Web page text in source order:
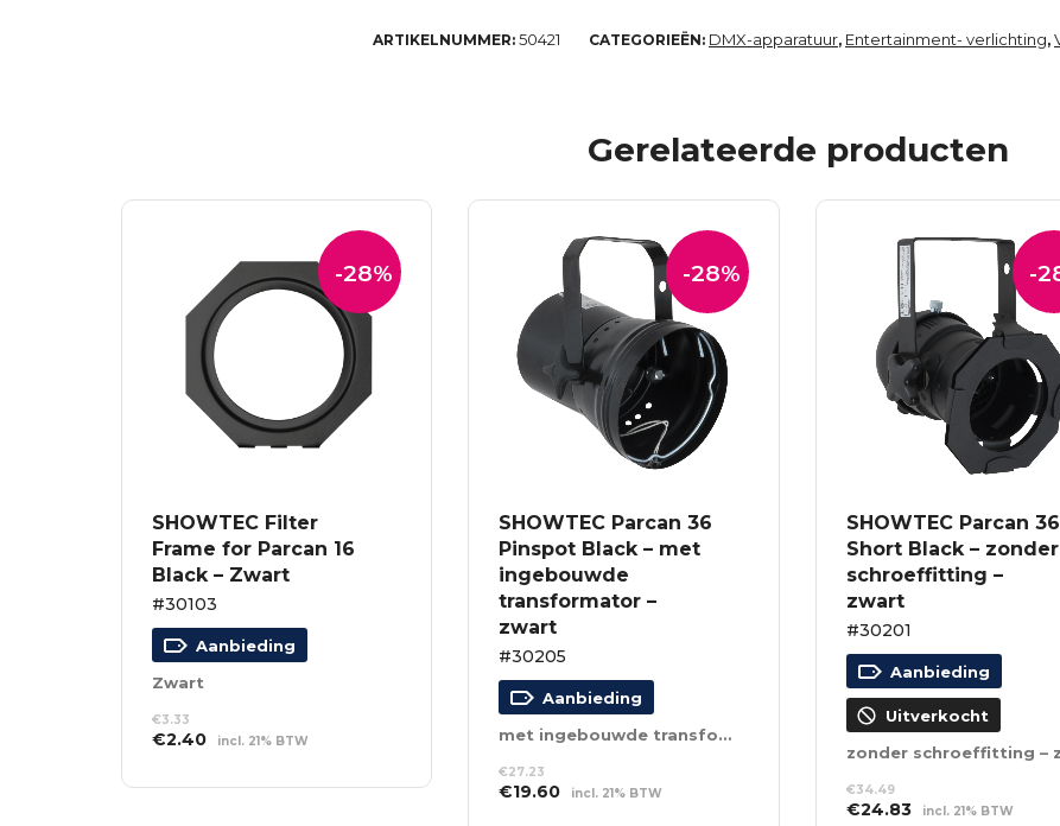
ARTIKELNUMMER: 50421 CATEGORIEËN: DMX-apparatuur, Entertainment- verlichting,
Gerelateerde producten
-28%
SHOWTEC Filter
Frame for Parcan 16
Black – Zwart
#30103
Aanbieding
Zwart
€3.33
Oorspronkelijke
was:
€2.40Huidige
is:
incl. 21% BTW
WINKELWAGEN
-28%
SHOWTEC Parcan 36
Pinspot Black – met
ingebouwde
transformator –
zwart
#30205
Aanbieding
met ingebouwde transformator – zwart
€27.23
Oorspronkelijke
€19.60Huidige
incl. 21% BTW
-
SHOWTEC Parcan 36
Short Black – zonder
schroeffitting –
zwart
#30201
Aanbieding
Uitverkocht
€34.49
Oorspronkelijke
€24.83Huidige
incl. 21% BTW